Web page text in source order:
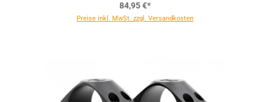
84,95 €*
Preise inkl. MwSt. zzgl. Versandkosten